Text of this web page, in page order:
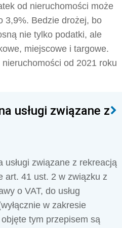
od nieruchomości może
3,9%. Bedzie drożej, bo
nie tylko podatki, ale
miejscowe i targowe.
od 2021 roku
usługi związane z
usługi związane z rekreacją
art. 41 ust. 2 w związku z
o VAT, do usług
w zakresie
tym przepisem są